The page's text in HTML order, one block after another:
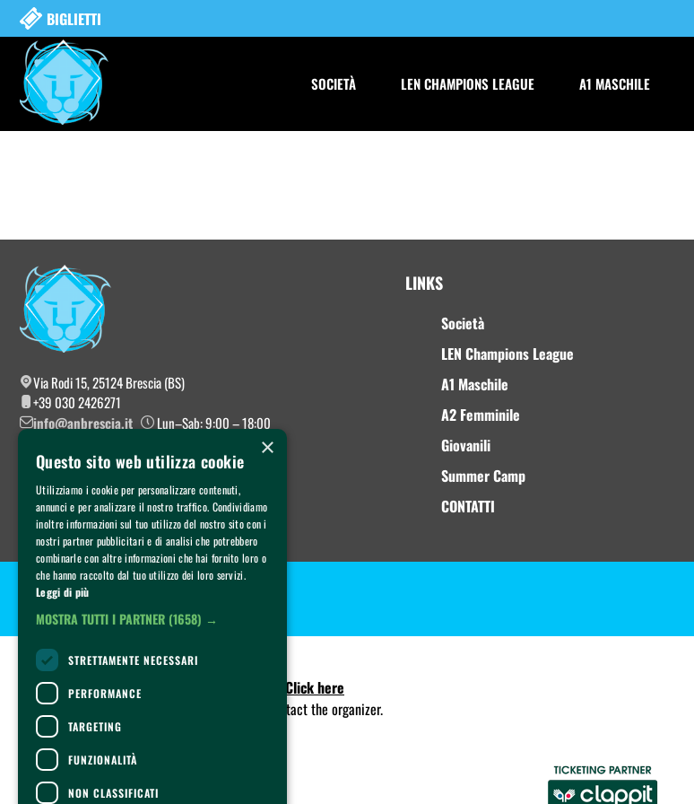
BIGLIETTI
SOCIETÀ LEN CHAMPIONS LEAGUE A1 MASCHILE
Via Rodi 15, 25124 Brescia (BS)
+39 030 2426271
info@anbrescia.it
Lun–Sab: 9:00 – 18:00
LINKS
Società
LEN Champions League
A1 Maschile
A2 Femminile
Giovanili
Summer Camp
CONTATTI
Copyright © 2022 AN Brescia - P.IVA 04112160983
CONTACTS
For information and support in purchasing tickets Click here
For information on the program and the event, contact the organizer.
Accessibility statement
×
Questo sito web utilizza cookie
Utilizziamo i cookie per personalizzare contenuti,
annunci e per analizzare il nostro traffico. Condividiamo
inoltre informazioni sul tuo utilizzo del nostro sito con i
nostri partner pubblicitari e di analisi che potrebbero
combinarle con altre informazioni che hai fornito loro o
che hanno raccolto dal tuo utilizzo dei loro servizi.
Leggi di più
MOSTRA TUTTI I PARTNER (1658) →
STRETTAMENTE NECESSARI
PERFORMANCE
TARGETING
FUNZIONALITÀ
NON CLASSIFICATI